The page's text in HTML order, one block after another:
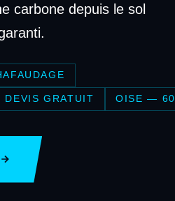
carbone depuis le sol
DEVIS GRATUIT OISE — 60